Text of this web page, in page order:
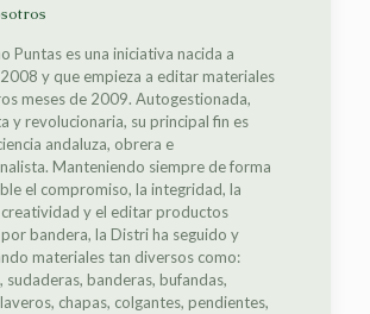
Puntas es una iniciativa nacida a
y que empieza a editar materiales
meses de 2009. Autogestionada,
y revolucionaria, su principal fin es
andaluza, obrera e
Manteniendo siempre de forma
el compromiso, la integridad, la
y el editar productos
bandera, la Distri ha seguido y
materiales tan diversos como:
sudaderas, banderas, bufandas,
chapas, colgantes, pendientes,